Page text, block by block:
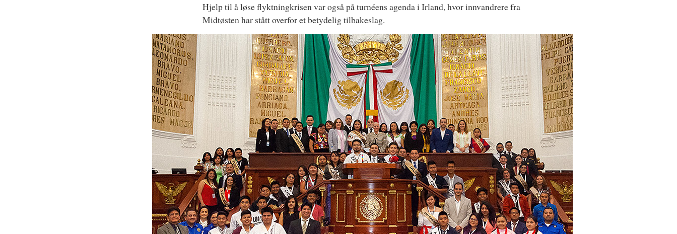
Hjelp til å løse flyktningkrisen var også på turnéens agenda i Irland, hvor innvandrere fra
Midtøsten har stått overfor et betydelig tilbakeslag.